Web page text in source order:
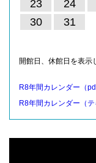
23
24
30
31
開館日、休館日を表示
R8年間カレンダー（pdf
R8年間カレンダー（テ